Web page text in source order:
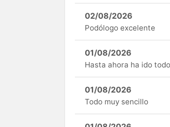
02/08/2026
Podólogo excelente
01/08/2026
Hasta ahora ha ido
01/08/2026
Todo muy sencillo